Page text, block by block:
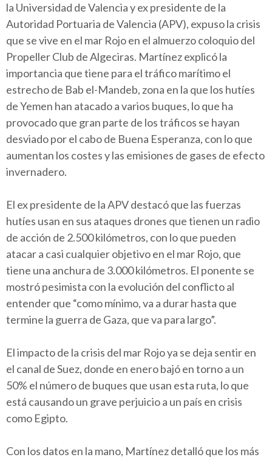
la Universidad de Valencia y ex presidente de la
Autoridad Portuaria de Valencia (APV), expuso la crisis
que se vive en el mar Rojo en el almuerzo coloquio del
Propeller Club de Algeciras. Martínez explicó la
importancia que tiene para el tráfico marítimo el
estrecho de Bab el-Mandeb, zona en la que los hutíes
de Yemen han atacado a varios buques, lo que ha
provocado que gran parte de los tráficos se hayan
desviado por el cabo de Buena Esperanza, con lo que
aumentan los costes y las emisiones de gases de efecto
invernadero.
El ex presidente de la APV destacó que las fuerzas
hutíes usan en sus ataques drones que tienen un radio
de acción de 2.500 kilómetros, con lo que pueden
atacar a casi cualquier objetivo en el mar Rojo, que
tiene una anchura de 3.000 kilómetros. El ponente se
mostró pesimista con la evolución del conflicto al
entender que “como mínimo, va a durar hasta que
termine la guerra de Gaza, que va para largo”.
El impacto de la crisis del mar Rojo ya se deja sentir en
el canal de Suez, donde en enero bajó en torno a un
50% el número de buques que usan esta ruta, lo que
está causando un grave perjuicio a un país en crisis
como Egipto.
Con los datos en la mano, Martínez detalló que los más